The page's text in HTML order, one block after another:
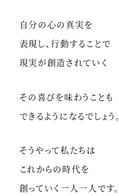
自分の心の真実を
表現し、行動することで
現実が創造されていく
その喜びを味わうことも
できるようになるでしょう。
そうやって私たちは
これからの時代を
創っていく一人一人です。